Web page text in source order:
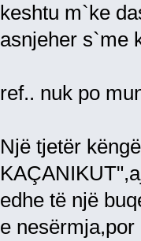
keshtu m`ke
asnjeher s`me
ref.. nuk po
Një tjetër
edhe të një
e